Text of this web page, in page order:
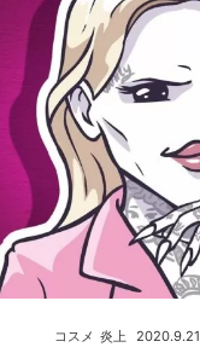
2020.9.21
コスメ 炎上